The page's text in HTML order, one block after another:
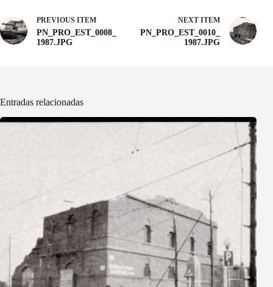
PREVIOUS ITEM
PN_PRO_EST_0008_
1987.JPG
NEXT ITEM
PN_PRO_EST_0010_
1987.JPG
Entradas relacionadas